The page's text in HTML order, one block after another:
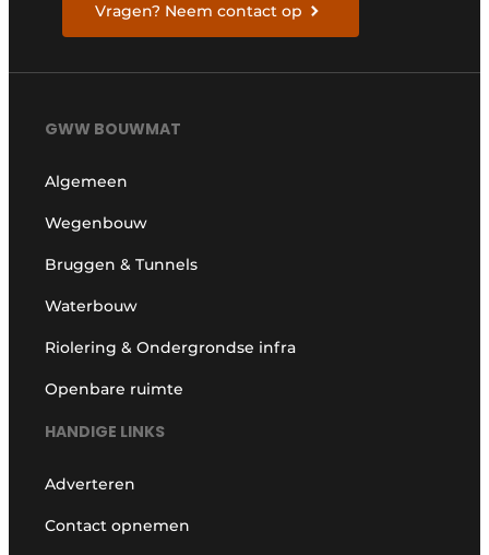
Vragen? Neem contact op
GWW BOUWMAT
Algemeen
Wegenbouw
Bruggen & Tunnels
Waterbouw
Riolering & Ondergrondse infra
Openbare ruimte
HANDIGE LINKS
Adverteren
Contact opnemen